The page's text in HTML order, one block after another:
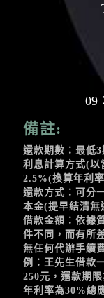
09
備註:
還款期數：最低
利息計算方式(以
2.5%(換算年利
還款方式：可分
本金(提早結清無
借款金額：依據
件不同，而有所
無任何代辦手續
例：王先生借款
250元，還款期
年利率為30%總